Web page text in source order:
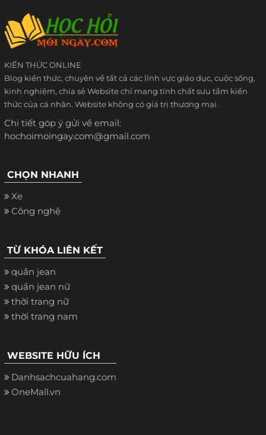
KIẾN THỨC ONLINE
Blog kiến thức, chuyên về tất cả các lĩnh vực giáo dục, cuộc sống,
kinh nghiệm, chia sẻ Website chỉ mang tính chất sưu tầm kiến
thức của cá nhân. Website không có giá trị thương mại.
Chi tiết góp ý gửi về email:
hochoimoingay.com@gmail.com
CHỌN NHANH
Xe
Công nghệ
TỪ KHÓA LIÊN KẾT
quần jean
quần jean nữ
thời trang nữ
thời trang nam
WEBSITE HỮU ÍCH
Danhsachcuahang.com
OneMall.vn